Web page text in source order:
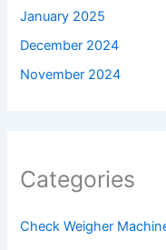
January 2025
December 2024
November 2024
Categories
Check Weigher